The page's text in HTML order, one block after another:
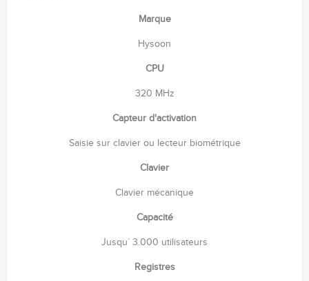
Marque
Hysoon
CPU
320 MHz
Capteur d'activation
Saisie sur clavier ou lecteur biométrique
Clavier
Clavier mécanique
Capacité
Jusqu´ 3.000 utilisateurs
Registres